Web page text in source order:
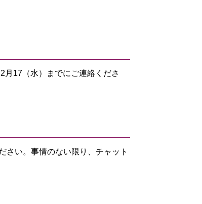
17（水）までにご連絡くださ
さい。事情のない限り、チャット